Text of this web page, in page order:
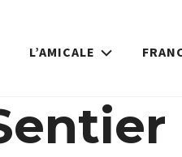
L’AMICALE